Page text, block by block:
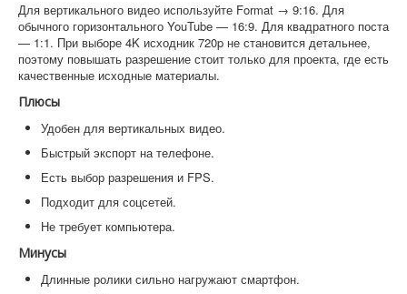
Для вертикального видео используйте Format → 9:16. Для
обычного горизонтального YouTube — 16:9. Для квадратного поста
— 1:1. При выборе 4K исходник 720p не становится детальнее,
поэтому повышать разрешение стоит только для проекта, где есть
качественные исходные материалы.
Плюсы
Удобен для вертикальных видео.
Быстрый экспорт на телефоне.
Есть выбор разрешения и FPS.
Подходит для соцсетей.
Не требует компьютера.
Минусы
Длинные ролики сильно нагружают смартфон.